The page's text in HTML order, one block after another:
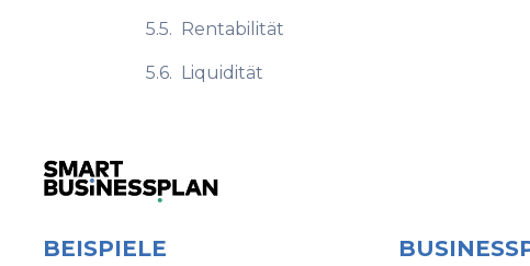
5.5. Rentabilität
5.6. Liquidität
BEISPIELE